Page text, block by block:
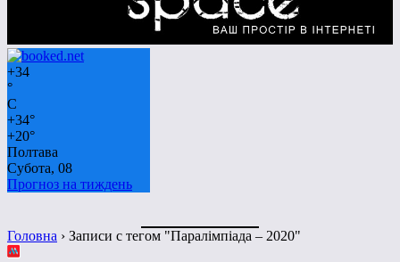
+34
°
C
+34°
+20°
Полтава
Субота, 08
Прогноз на тиждень
Головна › Записи с тегом "Паралімпіада – 2020"